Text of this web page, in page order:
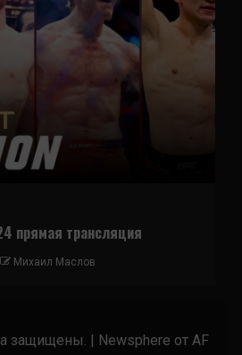
прямая трансляция
Михаил Маслов
защищены. Newsphere от AF